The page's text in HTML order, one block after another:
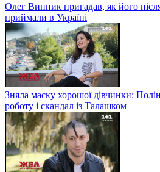
Олег Винник пригадав, як його
приймали в Україні
Зняла маску хорошої дівчинки:
роботу і скандал із Талашком